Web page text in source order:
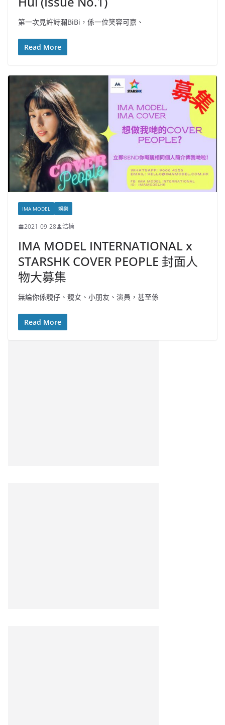
第一次見許詩瀾BiBi，係一位笑容可嘉、
Read More
IMA MODEL 娛樂
2021-09-28 浩楠
IMA MODEL INTERNATIONAL x
STARSHK COVER PEOPLE 封面人
物大募集
無論你係靚仔、靚女、小朋友、演員，甚至係
Read More